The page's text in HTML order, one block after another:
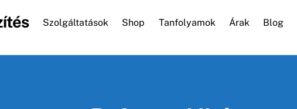
Szolgáltatások Shop Tanfolyamok Árak Blog